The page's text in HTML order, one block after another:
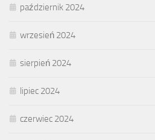
październik 2024
wrzesień 2024
sierpień 2024
lipiec 2024
czerwiec 2024